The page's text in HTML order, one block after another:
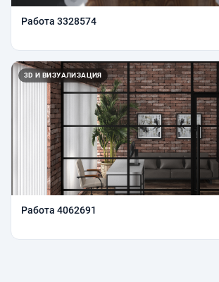
Работа 3328574
3D И ВИЗУАЛИЗАЦИЯ
Работа 4062691